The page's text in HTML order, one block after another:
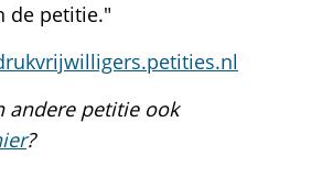
de petitie."
andere petitie ook
?